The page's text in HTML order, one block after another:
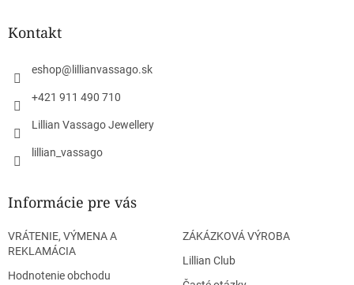
Kontakt
eshop@ lillianvassago.sk
+421 911 490 710
Lillian Vassago Jewellery
lillian_vassago
Informácie pre vás
VRÁTENIE, VÝMENA A
REKLAMÁCIA
Hodnotenie obchodu
ZÁKÁZKOVÁ VÝROBA
Lillian Club